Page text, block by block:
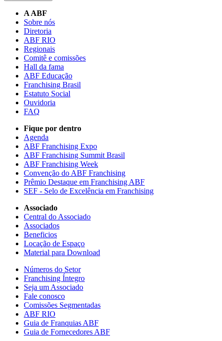
A ABF
Sobre nós
Diretoria
ABF RIO
Regionais
Comitê e comissões
Hall da fama
ABF Educação
Franchising Brasil
Estatuto Social
Ouvidoria
FAQ
Fique por dentro
Agenda
ABF Franchising Expo
ABF Franchising Summit Brasil
ABF Franchising Week
Convenção do ABF Franchising
Prêmio Destaque em Franchising ABF
SEF - Selo de Excelência em Franchising
Associado
Central do Associado
Associados
Beneficios
Locação de Espaço
Material para Download
Números do Setor
Franchising Íntegro
Seja um Associado
Fale conosco
Comissões Segmentadas
ABF RIO
Guia de Franquias ABF
Guia de Fornecedores ABF